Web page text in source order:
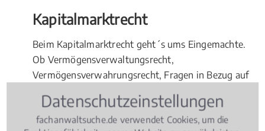
Kapitalmarktrecht
Beim Kapitalmarktrecht geht´s ums Eingemachte.
Ob Vermögensverwaltungsrecht,
Vermögensverwahrungsrecht, Fragen in Bezug auf
das Finanzkommissionsgeschäft, oder bei der
Beratung vonFonds , etwaSchiffsfonds : Durch
Datenschutzeinstellungen
fachanwaltsuche.de verwendet Cookies, um die